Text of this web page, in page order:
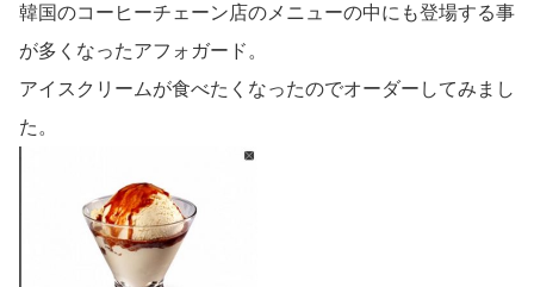
韓国のコーヒーチェーン店のメニューの中にも登場する事
が多くなったアフォガード。
アイスクリームが食べたくなったのでオーダーしてみまし
た。